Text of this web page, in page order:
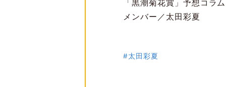
「黒潮菊花賞」予想コラム
メンバー／太田彩夏
#太田彩夏